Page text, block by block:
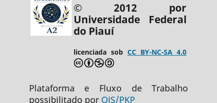
© 2012 por
Universidade Federal
do Piauí
licenciada sob CC BY-NC-SA 4.0
Plataforma e Fluxo de Trabalho
possibilitado por OJS/PKP